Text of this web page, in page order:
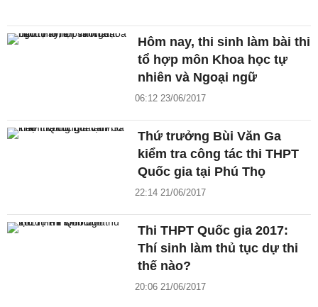
Hôm nay, thi sinh làm bài thi
tổ hợp môn Khoa học tự
nhiên và Ngoại ngữ
06:12 23/06/2017
Thứ trưởng Bùi Văn Ga
kiểm tra công tác thi THPT
Quốc gia tại Phú Thọ
22:14 21/06/2017
Thi THPT Quốc gia 2017:
Thí sinh làm thủ tục dự thi
thế nào?
20:06 21/06/2017